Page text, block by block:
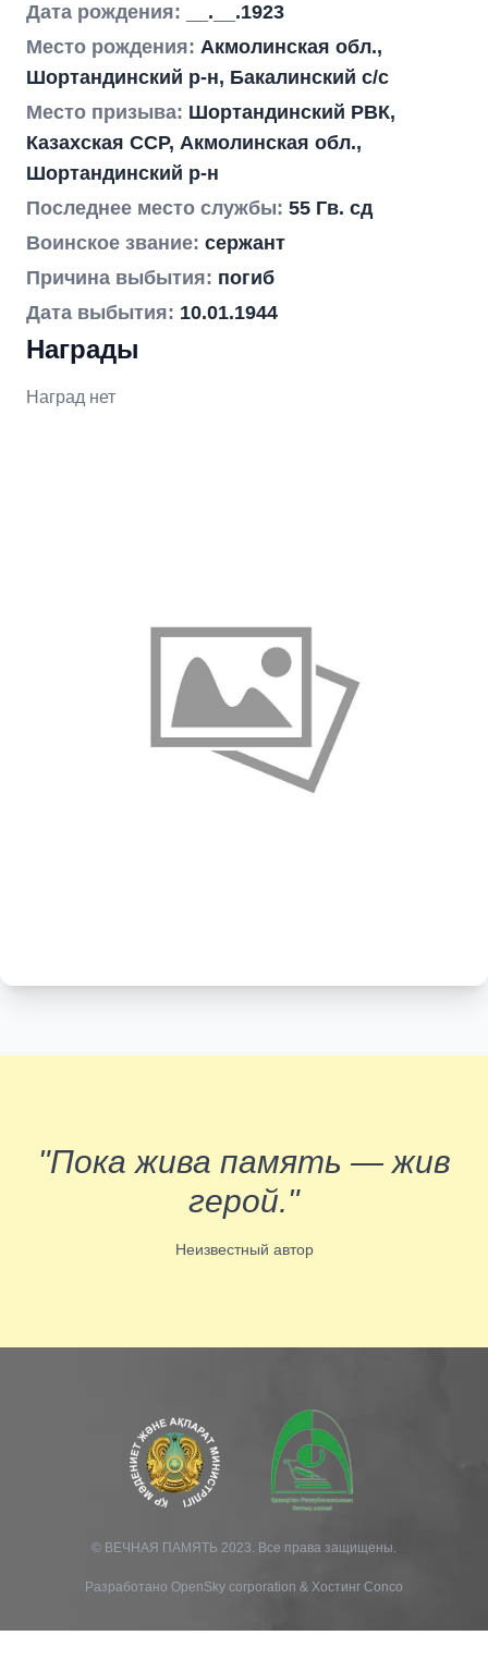
Дата рождения:
__.__.1923
Место рождения: Акмолинская обл.,
Шортандинский р-н, Бакалинский с/с
Место призыва: Шортандинский РВК,
Казахская ССР, Акмолинская обл.,
Шортандинский р-н
Последнее место службы: 55 Гв. сд
Воинское звание: сержант
Причина выбытия: погиб
Дата выбытия: 10.01.1944
Награды
Наград нет
"Пока жива память — жив
герой."
Неизвестный автор
© ВЕЧНАЯ ПАМЯТЬ 2023. Все права защищены.
Разработано OpenSky corporation & Хостинг Conco